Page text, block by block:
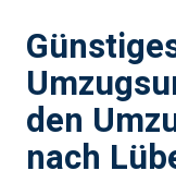
den
nach